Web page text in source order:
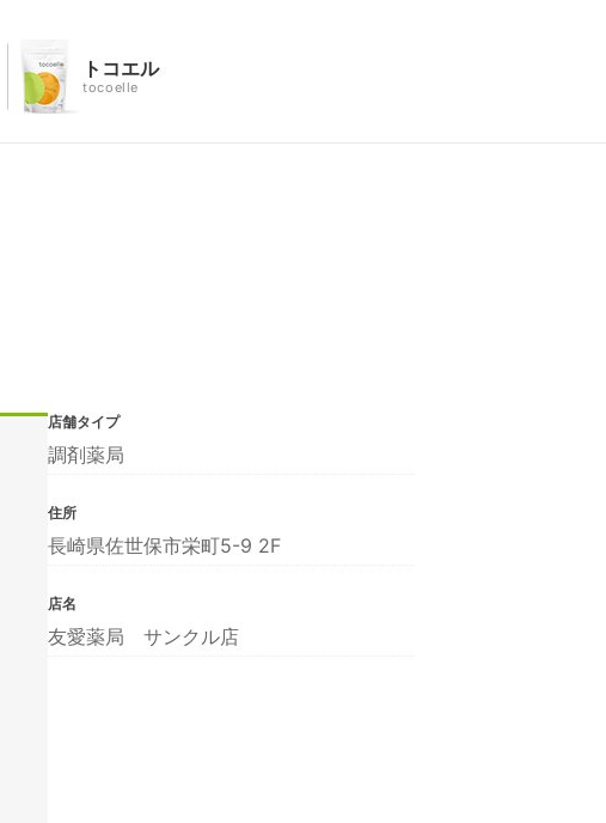
トコエル
tocoelle
店舗タイプ
調剤薬局
住所
長崎県佐世保市栄町5-9 2F
店名
友愛薬局 サンクル店